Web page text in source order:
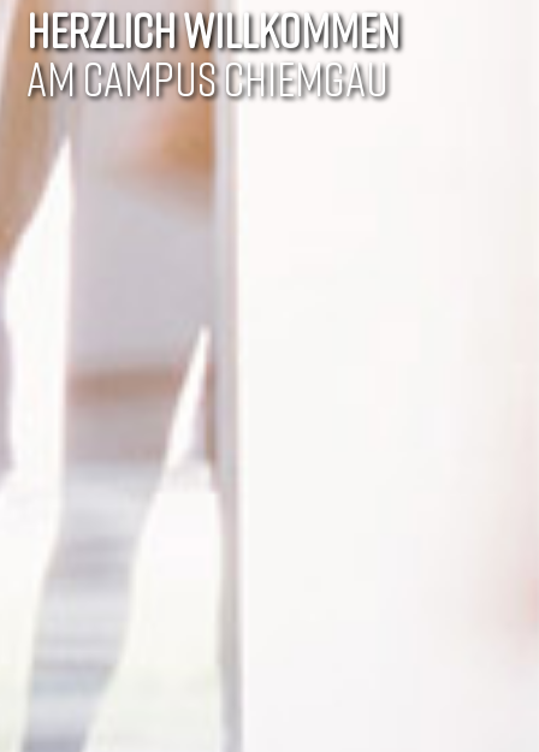
HERZLICH WILLKOMMEN
AM CAMPUS CHIEMGAU